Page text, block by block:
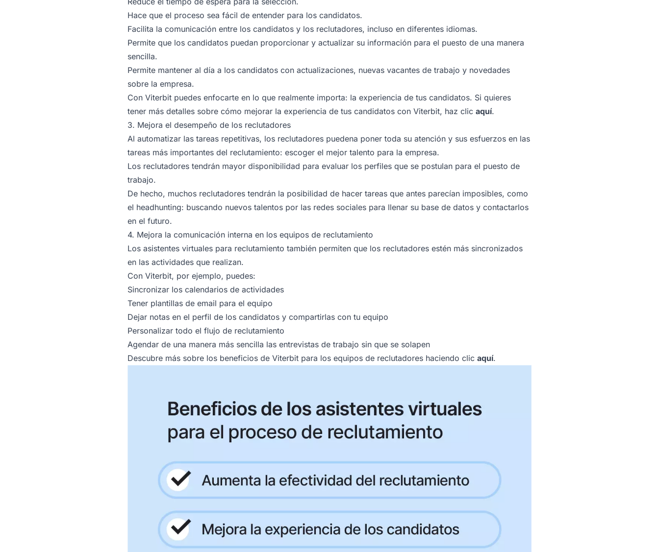
Hace que el proceso sea fácil de entender para los candidatos.
Facilita la comunicación entre los candidatos y los reclutadores, incluso en diferentes idiomas.
Permite que los candidatos puedan proporcionar y actualizar su información para el puesto de una manera
sencilla.
Permite mantener al día a los candidatos con actualizaciones, nuevas vacantes de trabajo y novedades
sobre la empresa.
Con Viterbit puedes enfocarte en lo que realmente importa: la experiencia de tus candidatos. Si quieres
tener más detalles sobre cómo mejorar la experiencia de tus candidatos con Viterbit, haz clic aquí.
3. Mejora el desempeño de los reclutadores
Al automatizar las tareas repetitivas, los reclutadores puedena poner toda su atención y sus esfuerzos en las
tareas más importantes del reclutamiento: escoger el mejor talento para la empresa.
Los reclutadores tendrán mayor disponibilidad para evaluar los perfiles que se postulan para el puesto de
trabajo.
De hecho, muchos reclutadores tendrán la posibilidad de hacer tareas que antes parecían imposibles, como
el headhunting: buscando nuevos talentos por las redes sociales para llenar su base de datos y contactarlos
en el futuro.
4. Mejora la comunicación interna en los equipos de reclutamiento
Los asistentes virtuales para reclutamiento también permiten que los reclutadores estén más sincronizados
en las actividades que realizan.
Con Viterbit, por ejemplo, puedes:
Sincronizar los calendarios de actividades
Tener plantillas de email para el equipo
Dejar notas en el perfil de los candidatos y compartirlas con tu equipo
Personalizar todo el flujo de reclutamiento
Agendar de una manera más sencilla las entrevistas de trabajo sin que se solapen
Descubre más sobre los beneficios de Viterbit para los equipos de reclutadores haciendo clic aquí.